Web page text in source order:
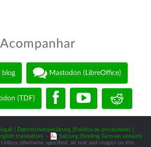
Acompanhar
blog Mastodon (LibreOffice)
(TDF)
Datenschutzerklärung (Política de privacidade)
translation) -
Satzung (binding German version)
otherwise specified, all text and images on this